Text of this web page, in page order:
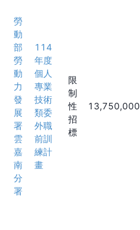
勞
動
部
勞
動
力
發
展
署
雲
嘉
南
分
署
114
年度
個人
專業
技術
類委
外職
前訓
練計
畫
限
制
性
招
標
13,750,000